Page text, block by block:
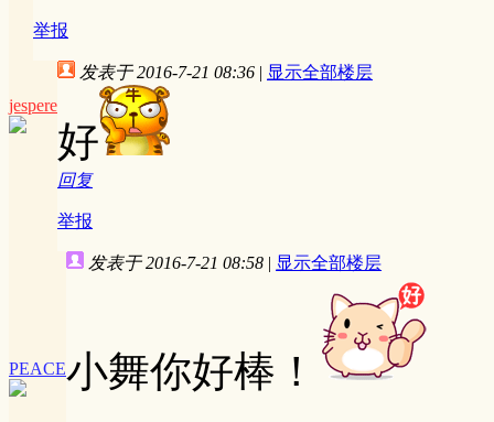
举报
jespere
发表于 2016-7-21 08:36 | 显示全部楼层
好
回复
举报
PEACE
发表于 2016-7-21 08:58 | 显示全部楼层
小舞你好棒！